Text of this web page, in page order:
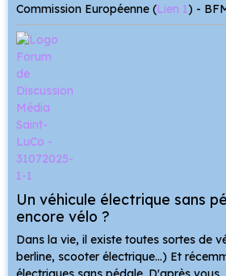
Commission Européenne (Lien 1) -
Un véhicule électrique sans
encore vélo ?
Dans la vie, il existe toutes sortes de
berline, scooter électrique...) Et